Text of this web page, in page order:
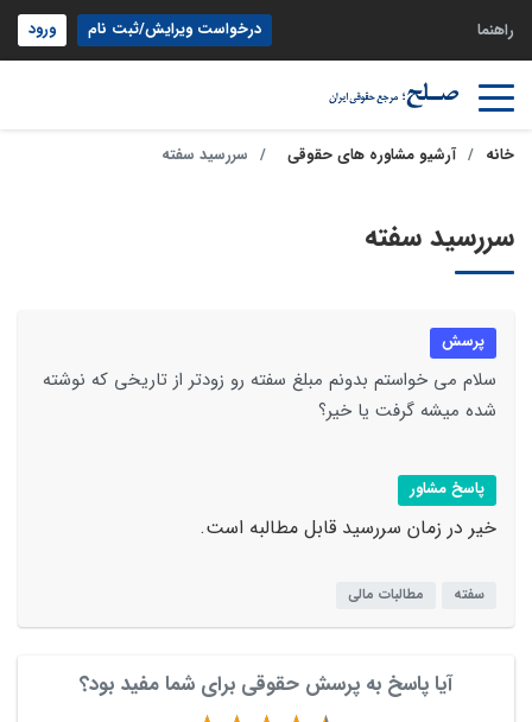
راهنما درخواست ویرایش/ثبت نام ورود
خانه آرشیو مشاوره های حقوقی سررسید سفته
سررسید سفته
پرسش
سلام می خواستم بدونم مبلغ سفته رو زودتر از تاریخی که نوشته
شده میشه گرفت یا خیر؟
پاسخ مشاور
خیر در زمان سررسید قابل مطالبه است.
سفته مطالبات مالی
آیا پاسخ به پرسش حقوقی برای شما مفید بود؟